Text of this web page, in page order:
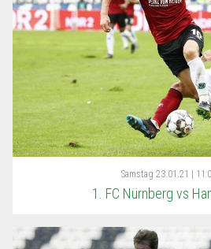
Samstag 23.01.21 |
1. FC Nürnberg vs